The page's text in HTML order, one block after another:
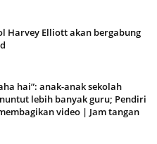
Harvey Elliott akan bergabung
hai”: anak-anak sekolah
lebih banyak guru; Pendiri
video | Jam tangan